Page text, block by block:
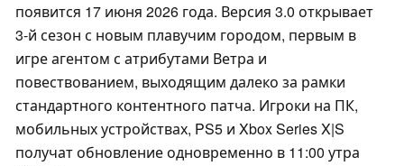
появится 17 июня 2026 года. Версия 3.0 открывает
3-й сезон с новым плавучим городом, первым в
игре агентом с атрибутами Ветра и
повествованием, выходящим далеко за рамки
стандартного контентного патча. Игроки на ПК,
мобильных устройствах, PS5 и Xbox Series X|S
получат обновление одновременно в 11:00 утра